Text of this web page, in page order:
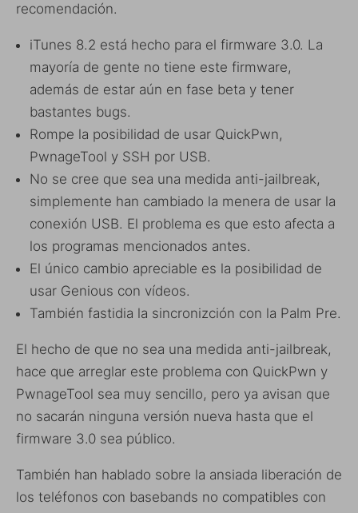
recomendación.
iTunes 8.2 está hecho para el firmware 3.0. La
mayoría de gente no tiene este firmware,
además de estar aún en fase beta y tener
bastantes bugs.
Rompe la posibilidad de usar QuickPwn,
PwnageTool y SSH por USB.
No se cree que sea una medida anti-jailbreak,
simplemente han cambiado la menera de usar la
conexión USB. El problema es que esto afecta a
los programas mencionados antes.
El único cambio apreciable es la posibilidad de
usar Genious con vídeos.
También fastidia la sincronizción con la Palm Pre.
El hecho de que no sea una medida anti-jailbreak,
hace que arreglar este problema con QuickPwn y
PwnageTool sea muy sencillo, pero ya avisan que
no sacarán ninguna versión nueva hasta que el
firmware 3.0 sea público.
También han hablado sobre la ansiada liberación de
los teléfonos con basebands no compatibles con